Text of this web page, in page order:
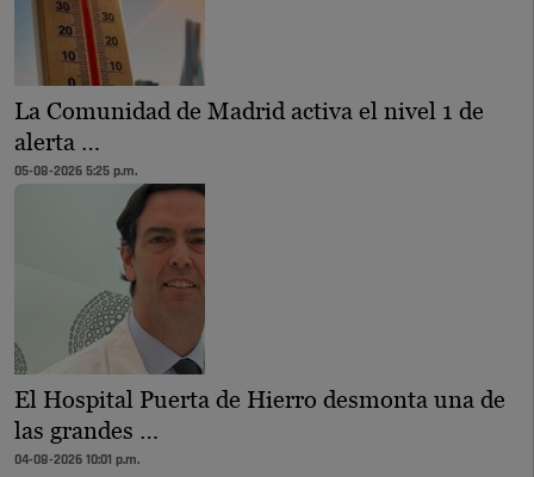
La Comunidad de Madrid activa el nivel 1 de
alerta …
05-08-2026 5:25 p.m.
El Hospital Puerta de Hierro desmonta una de
las grandes …
04-08-2026 10:01 p.m.